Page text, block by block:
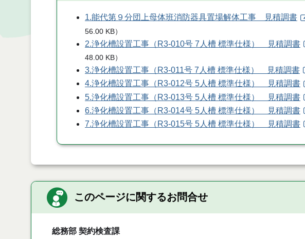
1.能代第９分団上母体班消防器具置場解体工事 見積調書
56.00 KB）
2.浄化槽設置工事（R3-010号 7人槽 標準仕様） 見積調書
48.00 KB）
3.浄化槽設置工事（R3-011号 7人槽 標準仕様） 見積調書
4.浄化槽設置工事（R3-012号 5人槽 標準仕様） 見積調書
5.浄化槽設置工事（R3-013号 5人槽 標準仕様） 見積調書
6.浄化槽設置工事（R3-014号 5人槽 標準仕様） 見積調書
7.浄化槽設置工事（R3-015号 5人槽 標準仕様） 見積調書
このページに関するお問合せ
総務部 契約検査課